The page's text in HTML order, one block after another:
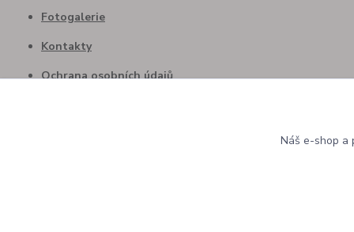
Fotogalerie
Kontakty
Ochrana osobních údajů
Náš e-shop a